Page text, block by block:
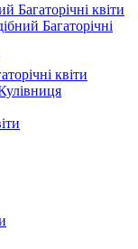
Багаторічні квіти
Багаторічні
квіти